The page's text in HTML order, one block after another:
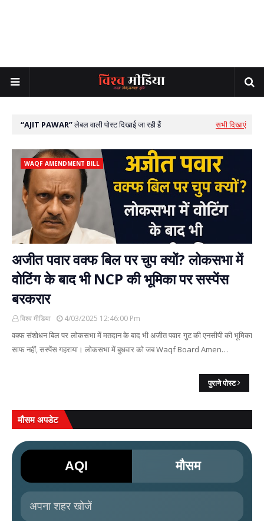
AJIT PAWAR लेबल वाली पोस्ट दिखाई जा रही हैं सभी दिखाएं
WAQF AMENDMENT BILL
अजीत पवार वक्फ बिल पर चुप क्यों? लोकसभा में
वोटिंग के बाद भी NCP की भूमिका पर सस्पेंस
बरकरार
विश्व मीडिया 4/03/2025 12:46:00 Pm
वक्फ संशोधन बिल पर लोकसभा में मतदान के बाद भी अजीत पवार गुट की एनसीपी की भूमिका
साफ नहीं, सस्पेंस गहराया। लोकसभा में बुधवार को जब Waqf Board Amen…
पुराने पोस्ट
मौसम अपडेट
AQI मौसम